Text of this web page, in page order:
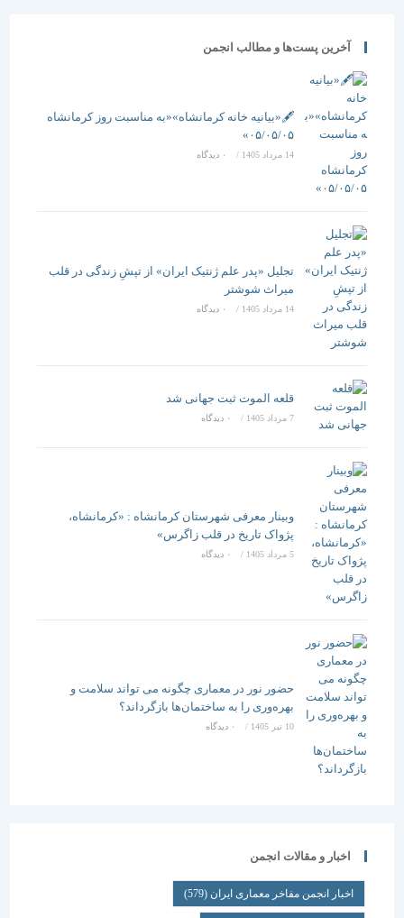
آخرین پست‌ها و مطالب انجمن
🖋️«بیانیه خانه کرمانشاه»«به مناسبت روز کرمانشاه
۰۵/۰۵/۰۵»
/ ۰ دیدگاه
تجلیل «پدر علم ژنتیک ایران» از تپشِ زندگی در قلب
میراث شوشتر
14 مرداد 1405 / ۰ دیدگاه
قلعه الموت ثبت جهانی شد
/ ۰ دیدگاه
وبینار معرفی شهرستان کرمانشاه : «کرمانشاه،
پژواک تاریخ در قلب زاگرس»
5 مرداد 1405 / ۰ دیدگاه
حضور نور در معماری چگونه می تواند سلامت و
بهره‌وری را به ساختمان‌ها بازگرداند؟
/ ۰ دیدگاه
اخبار و مقالات انجمن
اخبار انجمن مفاخر معماری ایران (579)